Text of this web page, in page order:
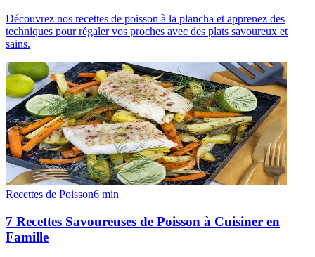
Découvrez nos recettes de poisson à la plancha et apprenez des
techniques pour régaler vos proches avec des plats savoureux et
sains.
Recettes de Poisson6 min
7 Recettes Savoureuses de Poisson à Cuisiner en
Famille